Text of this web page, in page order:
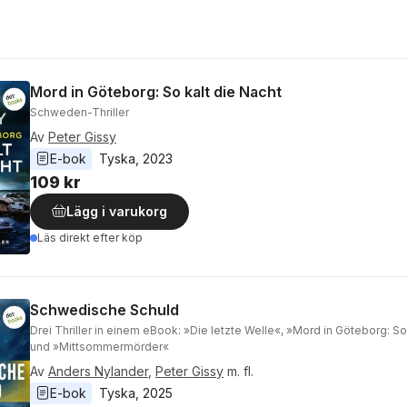
Mord in Göteborg: So kalt die Nacht
Schweden-Thriller
Av Peter Gissy
E-bok
Tyska 2023
109 kr
Lägg i varukorg
Läs direkt efter köp
Schwedische Schuld
Drei Thriller in einem eBook: »Die letzte Welle«, »Mord in Göteborg:
und »Mittsommermörder«
Av Anders Nylander, Peter Gissy m. fl.
E-bok
Tyska 2025